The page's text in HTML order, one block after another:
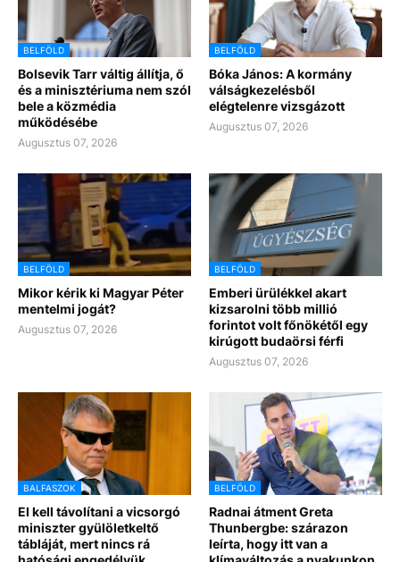
BELFÖLD
Bolsevik Tarr váltig állítja, ő
és a minisztériuma nem szól
bele a közmédia
működésébe
Augusztus 07, 2026
BELFÖLD
Bóka János: A kormány
válságkezelésből
elégtelenre vizsgázott
Augusztus 07, 2026
BELFÖLD
Mikor kérik ki Magyar Péter
mentelmi jogát?
Augusztus 07, 2026
BELFÖLD
Emberi ürülékkel akart
kizsarolni több millió
forintot volt főnökétől egy
kirúgott budaörsi férfi
Augusztus 07, 2026
BALFASZOK
El kell távolítani a vicsorgó
miniszter gyülöletkeltő
tábláját, mert nincs rá
BELFÖLD
Radnai átment Greta
Thunbergbe: szárazon
leírta, hogy itt van a